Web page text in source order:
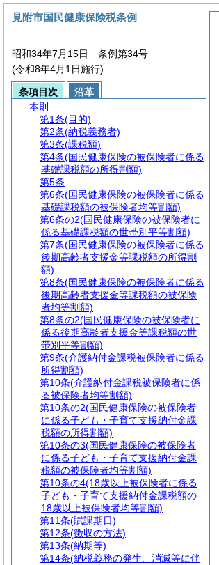
見附市国民健康保険税条例
昭和34年7月15日 条例第34号
(令和8年4月1日施行)
条項目次
沿革
本則
第1条(目的)
第2条(納税義務者)
第3条(課税額)
第4条(国民健康保険の被保険者に係る
基礎課税額の所得割額)
第5条
第6条(国民健康保険の被保険者に係る
基礎課税額の被保険者均等割額)
第6条の2(国民健康保険の被保険者に
係る基礎課税額の世帯別平等割額)
第7条(国民健康保険の被保険者に係る
後期高齢者支援金等課税額の所得割
額)
第8条(国民健康保険の被保険者に係る
後期高齢者支援金等課税額の被保険
者均等割額)
第8条の2(国民健康保険の被保険者に
係る後期高齢者支援金等課税額の世
帯別平等割額)
第9条(介護納付金課税被保険者に係る
所得割額)
第10条(介護納付金課税被保険者に係
る被保険者均等割額)
第10条の2(国民健康保険の被保険者
に係る子ども・子育て支援納付金課
税額の所得割額)
第10条の3(国民健康保険の被保険者
に係る子ども・子育て支援納付金課
税額の被保険者均等割額)
第10条の4(18歳以上被保険者に係る
子ども・子育て支援納付金課税額の
18歳以上被保険者均等割額)
第11条(賦課期日)
第12条(徴収の方法)
第13条(納期等)
第14条(納税義務の発生、消滅等に伴